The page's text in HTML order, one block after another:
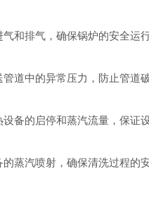
和排气，确保锅炉的安全运
道中的异常压力，防止管道
备的启停和蒸汽流量，保证
蒸汽喷射，确保清洗过程的